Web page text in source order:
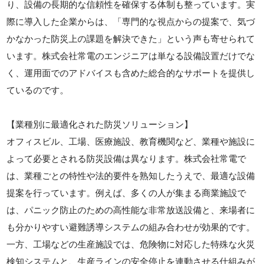
り、設備の長期的な信頼性を確保する体制も整っています。実
際に導入した企業からは、「専門的な視点からの提案で、気づ
かなかった防災上の課題を解決できた」という声も寄せられて
います。株式会社常電のエンジニアは単なる設備設置だけでな
く、運用面でのアドバイスも含めた総合的なサポートを提供し
ているのです。
【業種別に最適化された防災ソリューション】
オフィスビル、工場、医療施設、教育機関など、業種や施設に
よって必要とされる防災設備は異なります。株式会社常電で
は、業種ごとの特性や法的要件を熟知したうえで、最適な設備
提案を行っています。例えば、多くの人が集まる商業施設で
は、パニック防止のための高性能な非常放送設備と、来場者に
も分かりやすい避難誘導システムの組み合わせが効果的です。
一方、工場などの生産施設では、危険物に対応した特殊な火災
検知システムと、生産ラインの安全停止を連動させる仕組みが